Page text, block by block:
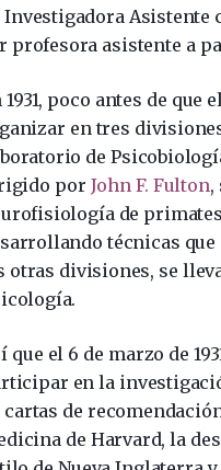
Investigadora Asistente
profesora asistente a
1931, poco antes de que
en tres
de
por John F. Fulton,
de
técnicas
otras divisiones, se
que el 6 de marzo de
en la
cartas de
de Harvard, la